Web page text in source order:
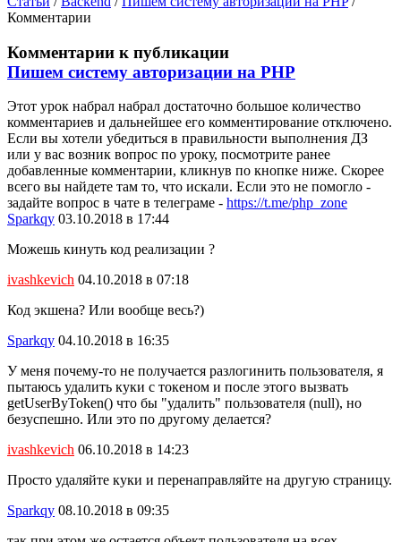
Комментарии
Комментарии к публикации
Пишем систему авторизации на PHP
Этот урок набрал набрал достаточно большое количество
комментариев и дальнейшее его комментирование отключено.
Если вы хотели убедиться в правильности выполнения ДЗ
или у вас возник вопрос по уроку, посмотрите ранее
добавленные комментарии, кликнув по кнопке ниже. Скорее
всего вы найдете там то, что искали. Если это не помогло -
задайте вопрос в чате в телеграме - https://t.me/php_zone
Sparkqy 03.10.2018 в 17:44
Можешь кинуть код реализации ?
ivashkevich 04.10.2018 в 07:18
Код экшена? Или вообще весь?)
Sparkqy 04.10.2018 в 16:35
У меня почему-то не получается разлогинить пользователя, я
пытаюсь удалить куки с токеном и после этого вызвать
getUserByToken() что бы "удалить" пользователя (null), но
безуспешно. Или это по другому делается?
ivashkevich 06.10.2018 в 14:23
Просто удаляйте куки и перенаправляйте на другую страницу.
Sparkqy 08.10.2018 в 09:35